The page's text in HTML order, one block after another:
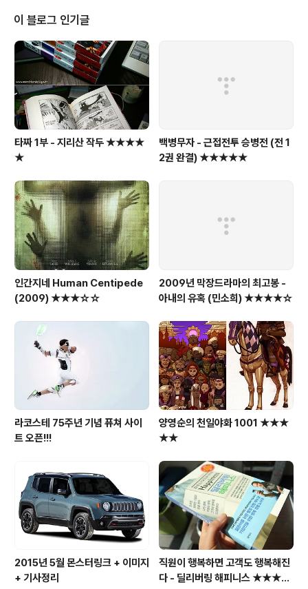
콜라 글라스 6종세트 콜렉션 [이전글] 2009/11/22 - 코
카콜라 뉴그립 - 벨크로 포스터 (프랑스 파리) [이전글] 20
08/09/16 - 기가막힌 코카콜라 제로 플래쉬 게임!!! [이전
글] 2008/09/16 - 코카콜라 로버트 우드러프의 1퍼센트
몰입 [이전글] 2..
이 블로그 인기글
타짜 1부 - 지리산 작두 ★★★★
★
백병무자 - 근접전투 승병전 (전 1
2권 완결) ★★★★★
인간지네 Human Centipede
(2009) ★★★☆☆
2009년 막장드라마의 최고봉 -
아내의 유혹 (민소희) ★★★★☆
라코스테 75주년 기념 퓨쳐 사이
트 오픈!!!
양영순의 천일야화 1001 ★★★
★★
2015년 5월 몬스터링크 + 이미지
+ 기사정리
직원이 행복하면 고객도 행복해진
다 - 딜리버링 해피니스 ★★★★